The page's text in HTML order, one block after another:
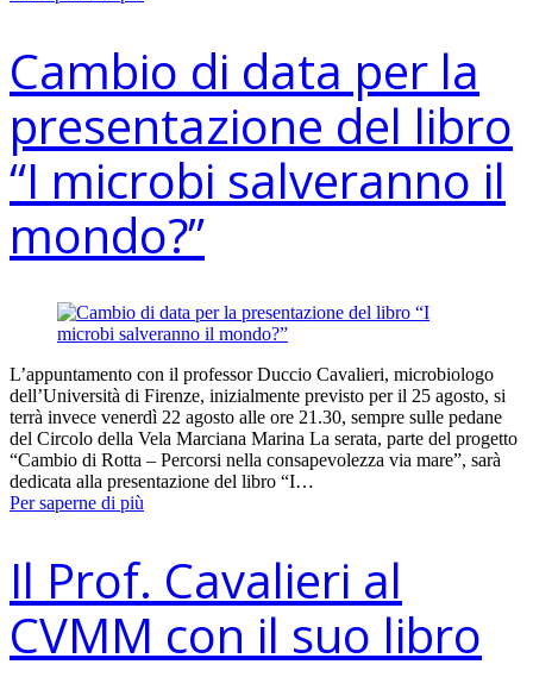
Cambio di data per la
presentazione del libro
“I microbi salveranno il
mondo?”
L’appuntamento con il professor Duccio Cavalieri, microbiologo
dell’Università di Firenze, inizialmente previsto per il 25 agosto, si
terrà invece venerdì 22 agosto alle ore 21.30, sempre sulle pedane
del Circolo della Vela Marciana Marina La serata, parte del progetto
“Cambio di Rotta – Percorsi nella consapevolezza via mare”, sarà
dedicata alla presentazione del libro “I…
Per saperne di più
Il Prof. Cavalieri al
CVMM con il suo libro